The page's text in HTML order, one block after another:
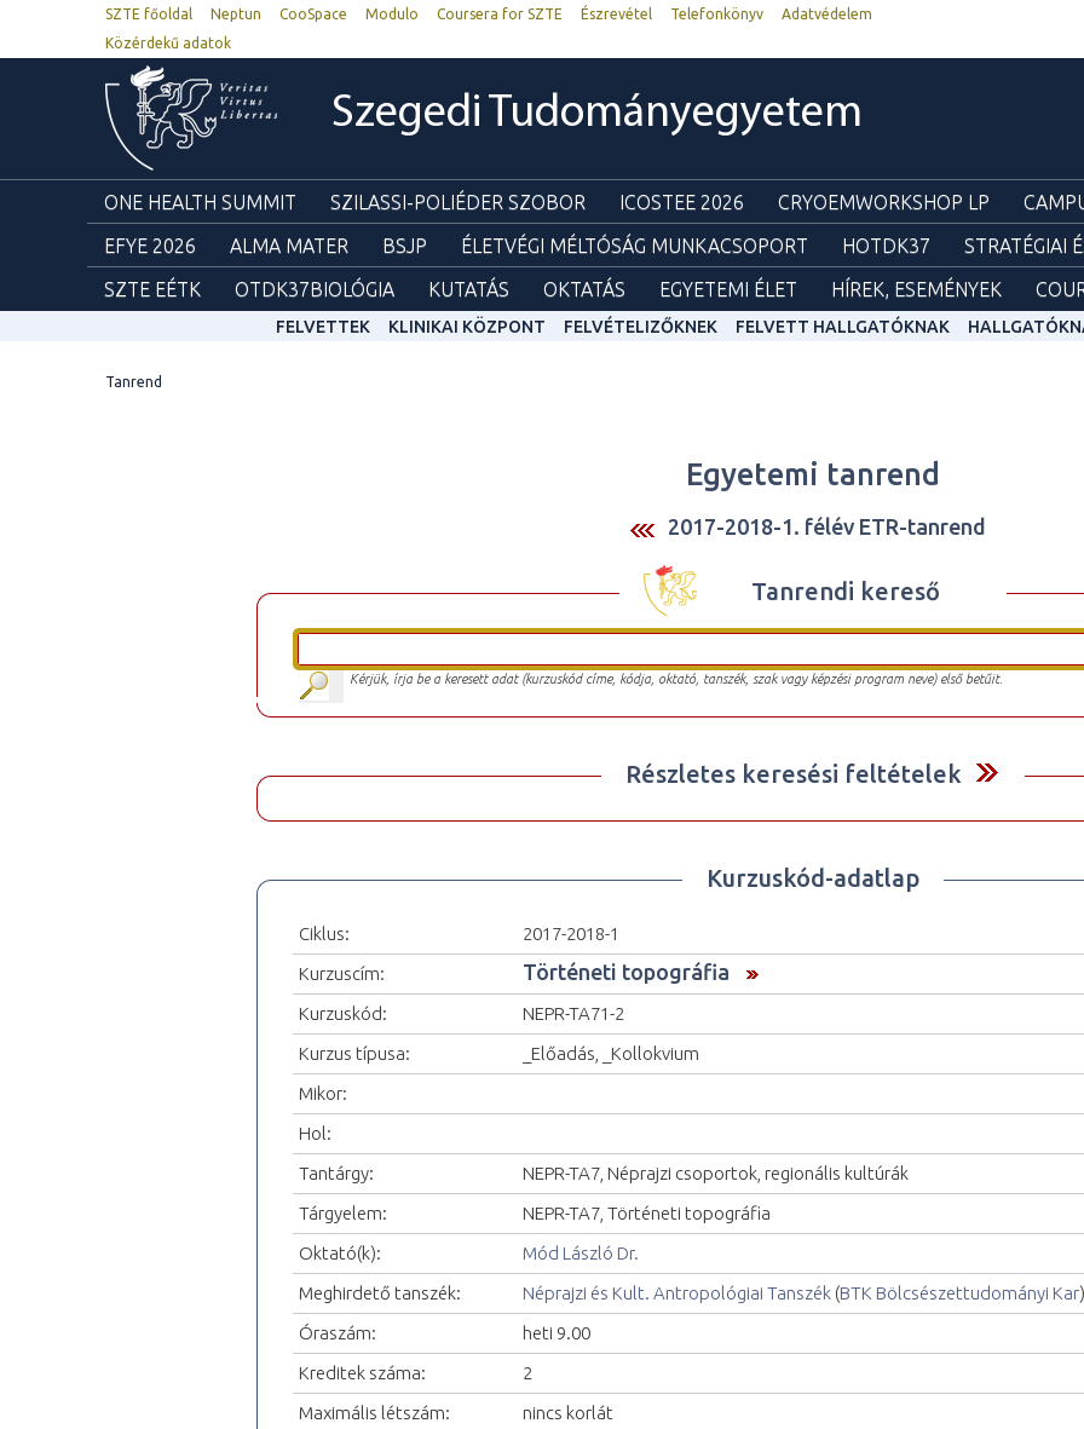
SZTE főoldal Neptun CooSpace Modulo Coursera for SZTE Észrevétel Telefonkönyv
Adatvédelem
Közérdekű adatok
Szegedi Tudományegyetem
ONE HEALTH SUMMIT SZILASSI-POLIÉDER SZOBOR ICOSTEE 2026 CRYOEMWORKSHOP LP
EFYE 2026
ALMA MATER BSJP ÉLETVÉGI MÉLTÓSÁG MUNKACSOPORT HOTDK37
STRATÉGIAI
SZTE EÉTK
OTDK37BIOLÓGIA KUTATÁS OKTATÁS EGYETEMI ÉLET HÍREK, ESEMÉNYEK
FELVETTEK KLINIKAI KÖZPONT FELVÉTELIZŐKNEK FELVETT HALLGATÓKNAK
Tanrend
Egyetemi tanrend
2017-2018-1. félév ETR-tanrend
Tanrendi kereső
Kérjük, írja be a keresett adat (kurzuskód címe, kódja, oktató, tanszék, szak vagy képzési program neve) első betűit.
Részletes keresési feltételek
Kurzuskód-adatlap
Ciklus:
2017-2018-1
Kurzuscím:
Történeti topográfia
Kurzuskód:
NEPR-TA71-2
Kurzus típusa:
_Előadás, _Kollokvium
Mikor:
Hol:
Tantárgy:
NEPR-TA7, Néprajzi csoportok, regionális kultúrák
Tárgyelem:
NEPR-TA7, Történeti topográfia
Oktató(k):
Mód László Dr.
Meghirdető tanszék:
Néprajzi és Kult. Antropológiai Tanszék (BTK Bölcsészettudományi Kar)
Óraszám:
heti 9.00
Kreditek száma:
2
Maximális létszám:
nincs korlát